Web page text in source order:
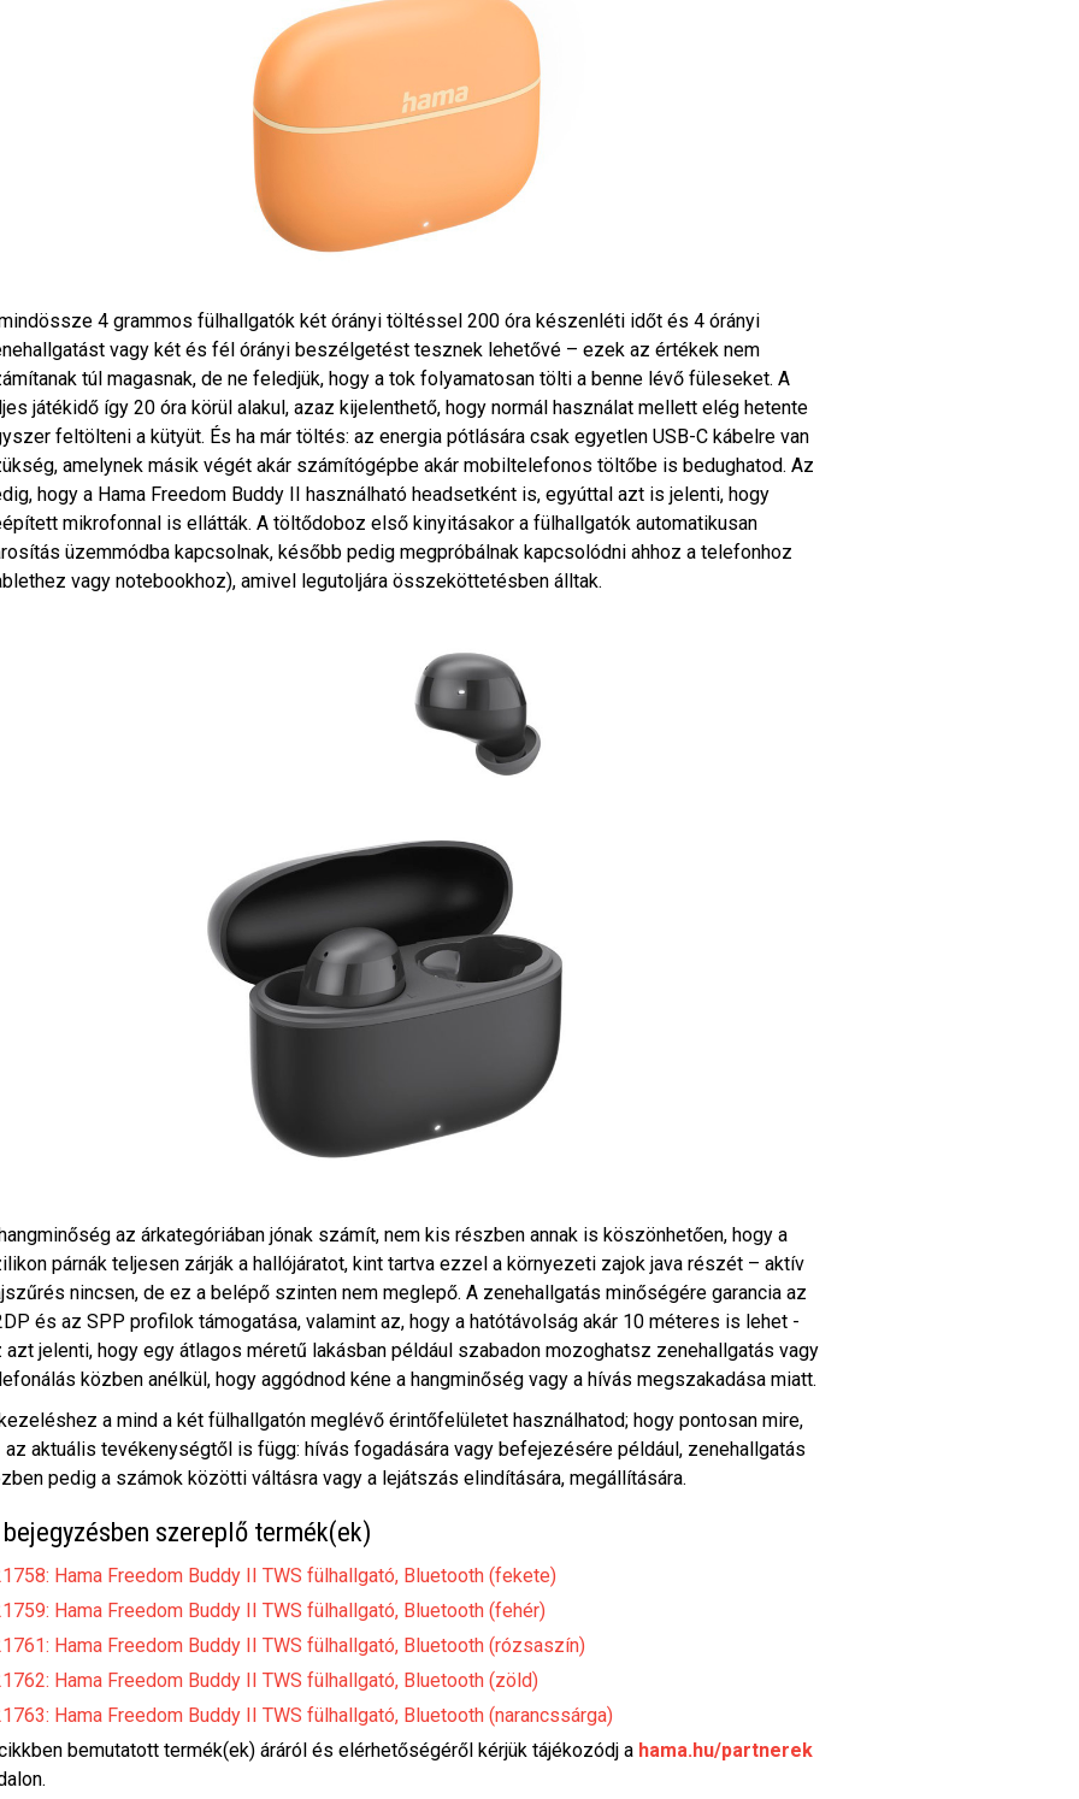
4 grammos fülhallgatók két órányi töltéssel 200 óra készenléti időt és 4 órányi
vagy két és fél órányi beszélgetést tesznek lehetővé – ezek az értékek nem
túl magasnak, de ne feledjük, hogy a tok folyamatosan tölti a benne lévő füleseket. A
játékidő így 20 óra körül alakul, azaz kijelenthető, hogy normál használat mellett elég hetente
feltölteni a kütyüt. És ha már töltés: az energia pótlására csak egyetlen USB-C kábelre van
amelynek másik végét akár számítógépbe akár mobiltelefonos töltőbe is bedughatod. Az
hogy a Hama Freedom Buddy II használható headsetként is, egyúttal azt is jelenti, hogy
mikrofonnal is ellátták. A töltődoboz első kinyitásakor a fülhallgatók automatikusan
üzemmódba kapcsolnak, később pedig megpróbálnak kapcsolódni ahhoz a telefonhoz
vagy notebookhoz), amivel legutoljára összeköttetésben álltak.
az árkategóriában jónak számít, nem kis részben annak is köszönhetően, hogy a
párnák teljesen zárják a hallójáratot, kint tartva ezzel a környezeti zajok java részét – aktív
nincsen, de ez a belépő szinten nem meglepő. A zenehallgatás minőségére garancia az
és az SPP profilok támogatása, valamint az, hogy a hatótávolság akár 10 méteres is lehet -
azt jelenti, hogy egy átlagos méretű lakásban például szabadon mozoghatsz zenehallgatás vagy
közben anélkül, hogy aggódnod kéne a hangminőség vagy a hívás megszakadása miatt.
a mind a két fülhallgatón meglévő érintőfelületet használhatod; hogy pontosan mire,
az aktuális tevékenységtől is függ: hívás fogadására vagy befejezésére például, zenehallgatás
pedig a számok közötti váltásra vagy a lejátszás elindítására, megállítására.
szereplő termék(ek)
Hama Freedom Buddy II TWS fülhallgató, Bluetooth (fekete)
Hama Freedom Buddy II TWS fülhallgató, Bluetooth (fehér)
Hama Freedom Buddy II TWS fülhallgató, Bluetooth (rózsaszín)
Hama Freedom Buddy II TWS fülhallgató, Bluetooth (zöld)
Hama Freedom Buddy II TWS fülhallgató, Bluetooth (narancssárga)
bemutatott termék(ek) áráról és elérhetőségéről kérjük tájékozódj a hama.hu/partnerek